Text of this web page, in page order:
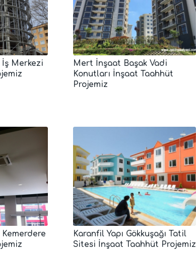
İş Merkezi
Mert İnşaat Başak Vadi
Konutları İnşaat Taahhüt
Projemiz
Karanfil Yapı Gökkuşağı Tatil
Sitesi İnşaat Taahhüt Projemiz